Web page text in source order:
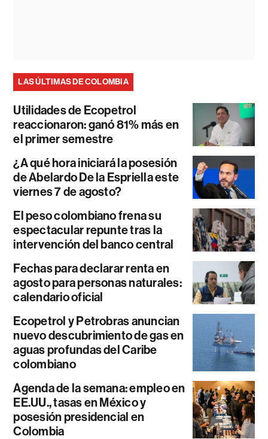
LAS ÚLTIMAS DE COLOMBIA
Utilidades de Ecopetrol
reaccionaron: ganó 81% más en
el primer semestre
¿A qué hora iniciará la posesión
de Abelardo De la Espriella este
viernes 7 de agosto?
El peso colombiano frena su
espectacular repunte tras la
intervención del banco central
Fechas para declarar renta en
agosto para personas naturales:
calendario oficial
Ecopetrol y Petrobras anuncian
nuevo descubrimiento de gas en
aguas profundas del Caribe
colombiano
Agenda de la semana: empleo en
EE.UU., tasas en México y
posesión presidencial en
Colombia